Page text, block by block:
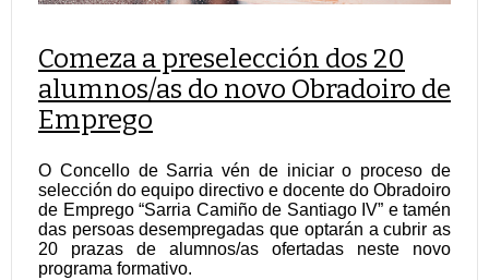
Comeza a preselección dos 20
alumnos/as do novo Obradoiro de
Emprego
O Concello de Sarria vén de iniciar o proceso de
selección do equipo directivo e docente do Obradoiro
de Emprego “Sarria Camiño de Santiago IV” e tamén
das persoas desempregadas que optarán a cubrir as
20 prazas de alumnos/as ofertadas neste novo
programa formativo.